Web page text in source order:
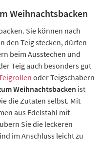
Weihnachtsbacken
Sie können nach
den Teig stecken, dürfen
beim Ausstechen und
Teig auch besonders gut
oder Teigschabern
Weihnachtsbacken ist
die Zutaten selbst. Mit
aus Edelstahl mit
Sie die leckeren
im Anschluss leicht zu